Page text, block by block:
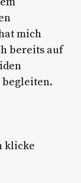
mich
bereits auf
begleiten.
klicke